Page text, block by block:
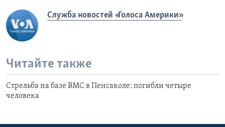
Служба новостей «Голоса Америки»
Читайте также
Стрельба на базе ВМС в Пенсаколе: погибли четыре
человека